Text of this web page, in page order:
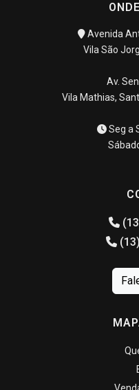
Avenida
Vila São
Av.
Vila Mathias,
Seg a